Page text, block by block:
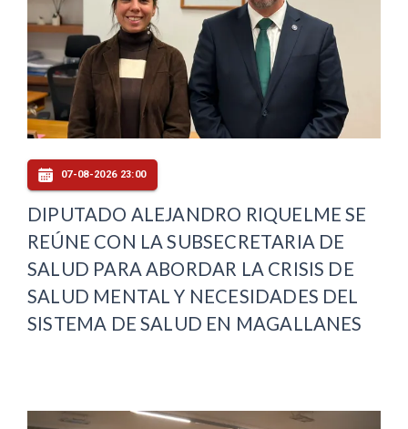
07-08-2026 23:00
DIPUTADO ALEJANDRO RIQUELME SE
REÚNE CON LA SUBSECRETARIA DE
SALUD PARA ABORDAR LA CRISIS DE
SALUD MENTAL Y NECESIDADES DEL
SISTEMA DE SALUD EN MAGALLANES